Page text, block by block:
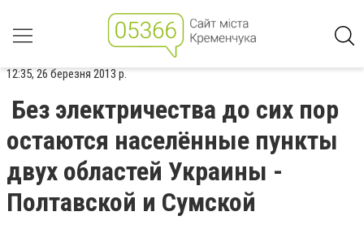
12:35, 26 березня 2013 р.
Без электричества до сих пор
остаются населённые пункты
двух областей Украины -
Полтавской и Сумской